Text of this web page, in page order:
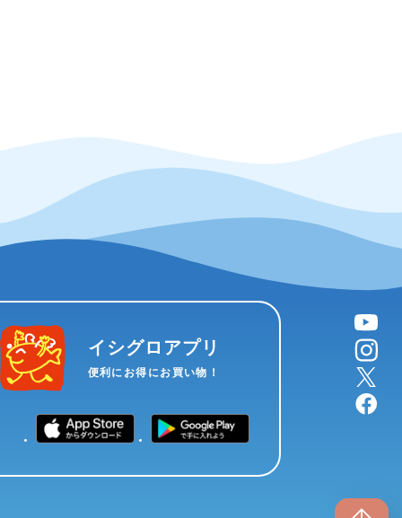
イシグロアプリ
便利にお得にお買い物！
YouTube
instagram
X
facebook